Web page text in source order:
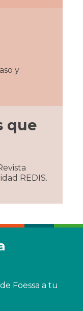
y
que
REDIS.
Foessa a tu